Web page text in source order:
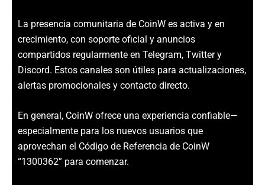
La presencia comunitaria de CoinW es activa y en
crecimiento, con soporte oficial y anuncios
compartidos regularmente en Telegram, Twitter y
Discord. Estos canales son útiles para actualizaciones,
alertas promocionales y contacto directo.
En general, CoinW ofrece una experiencia confiable—
especialmente para los nuevos usuarios que
aprovechan el Código de Referencia de CoinW
“1300362” para comenzar.